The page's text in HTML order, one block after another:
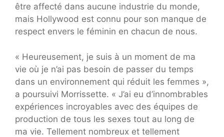
être affecté dans aucune industrie du monde,
mais Hollywood est connu pour son manque de
respect envers le féminin en chacun de nous.
« Heureusement, je suis à un moment de ma
vie où je n’ai pas besoin de passer du temps
dans un environnement qui réduit les femmes »,
a poursuivi Morrissette. « J’ai eu d’innombrables
expériences incroyables avec des équipes de
production de tous les sexes tout au long de
ma vie. Tellement nombreux et tellement